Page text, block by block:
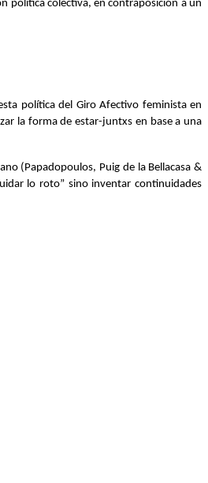
política colectiva, en contraposición a un
política del Giro Afectivo feminista en
la forma de estar-juntxs en base a una
(Papadopoulos, Puig de la Bellacasa &
lo roto” sino inventar continuidades